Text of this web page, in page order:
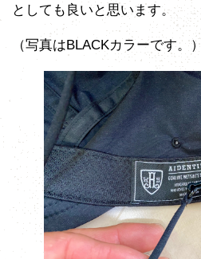
としても良いと思います。
（写真はBLACKカラーです。